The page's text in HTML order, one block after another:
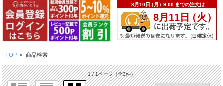
TOP > 商品検索
1 / 1ページ（全3件）